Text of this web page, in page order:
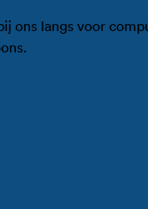
ons langs voor